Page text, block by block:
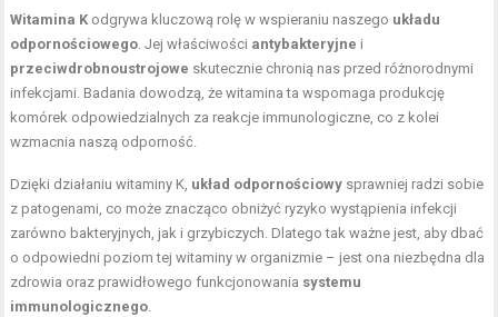
Witamina K odgrywa kluczową rolę w wspieraniu naszego układu
odpornościowego. Jej właściwości antybakteryjne i
przeciwdrobnoustrojowe skutecznie chronią nas przed różnorodnymi
infekcjami. Badania dowodzą, że witamina ta wspomaga produkcję
komórek odpowiedzialnych za reakcje immunologiczne, co z kolei
wzmacnia naszą odporność.
Dzięki działaniu witaminy K, układ odpornościowy sprawniej radzi sobie
z patogenami, co może znacząco obniżyć ryzyko wystąpienia infekcji
zarówno bakteryjnych, jak i grzybiczych. Dlatego tak ważne jest, aby dbać
o odpowiedni poziom tej witaminy w organizmie – jest ona niezbędna dla
zdrowia oraz prawidłowego funkcjonowania systemu
immunologicznego.